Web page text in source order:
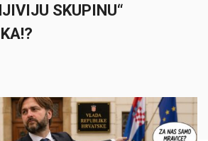
SKUPINU“